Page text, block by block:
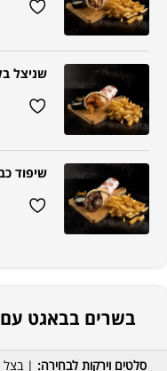
שניצל
שיפוד
בשרים בבאגט
סלטים וירקות לבחירה: | בצל